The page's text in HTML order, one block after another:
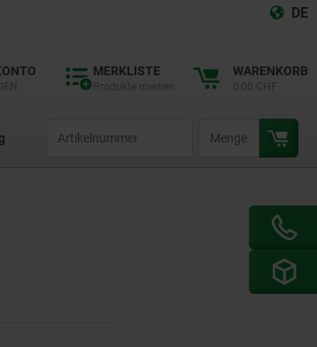
DE
MERKLISTE WARENKORB